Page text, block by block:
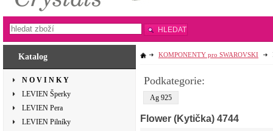
Katalog
N O V I N K Y
LEVIEN Šperky
LEVIEN Pera
LEVIEN Pilníky
KOMPONENTY pro SWAROVSKI
Podkategorie:
Ag 925
Flower (Kytička) 4744
HLEDAT